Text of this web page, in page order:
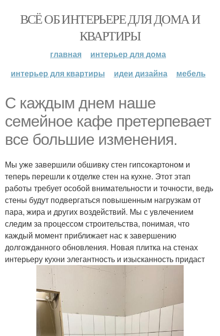
ВСЁ ОБ ИНТЕРЬЕРЕ ДЛЯ ДОМА И
КВАРТИРЫ
главная
интерьер для дома
интерьер для квартиры
идеи дизайна мебель
С каждым днем наше
семейное кафе претерпевает
все большие изменения.
Мы уже завершили обшивку стен гипсокартоном и
теперь перешли к отделке стен на кухне. Этот этап
работы требует особой внимательности и точности, ведь
стены будут подвергаться повышенным нагрузкам от
пара, жира и других воздействий. Мы с увлечением
следим за процессом строительства, понимая, что
каждый момент приближает нас к завершению
долгожданного обновления. Новая плитка на стенах
интерьеру кухни элегантность и изысканность придаст